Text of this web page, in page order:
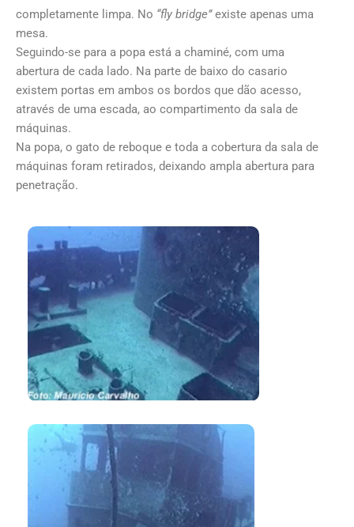
completamente limpa. No “fly bridge”existe apenas uma
mesa.
Seguindo-se para a popa está a chaminé, com uma
abertura de cada lado. Na parte de baixo do casario
existem portas em ambos os bordos que dão acesso,
através de uma escada, ao compartimento da sala de
máquinas.
Na popa, o gato de reboque e toda a cobertura da sala de
máquinas foram retirados, deixando ampla abertura para
penetração.